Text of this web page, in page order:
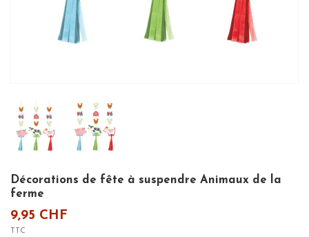
Décorations de fête à suspendre Animaux de la
ferme
9,95 CHF
TTC